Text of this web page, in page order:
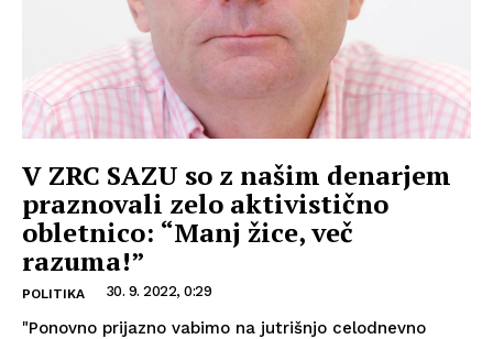
V ZRC SAZU so z našim denarjem
praznovali zelo aktivistično
obletnico: “Manj žice, več
razuma!”
POLITIKA 30. 9. 2022, 0:29
"Ponovno prijazno vabimo na jutrišnjo celodnevno